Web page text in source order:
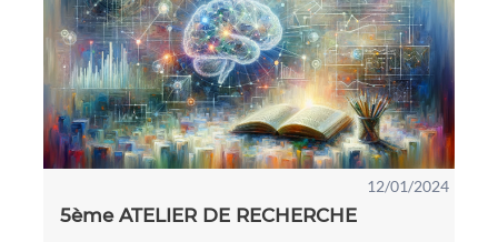
12/01/2024
5ème ATELIER DE RECHERCHE